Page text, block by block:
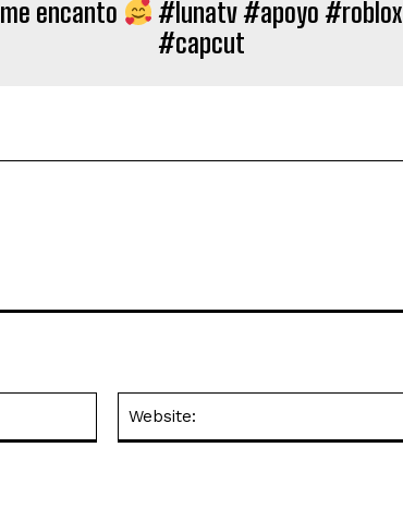
me encanto
#lunatv #apoyo #roblox
#capcut